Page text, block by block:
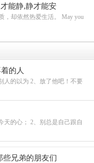
能静,静才能安
，却依然热爱生活。 May you
的人
人的以为 2、放了他吧！不要
天的心； 2、别总是自己跟自
些兄弟的朋友们